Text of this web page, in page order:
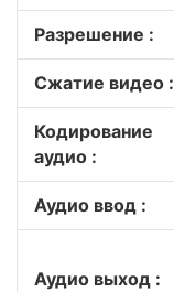
Разрешение :
Сжатие видео :
Кодирование
аудио :
Аудио ввод :
Аудио выход :